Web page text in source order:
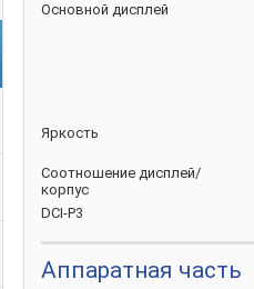
Основной дисплей
Яркость
Соотношение дисплей/
корпус
DCI-P3
Аппаратная часть